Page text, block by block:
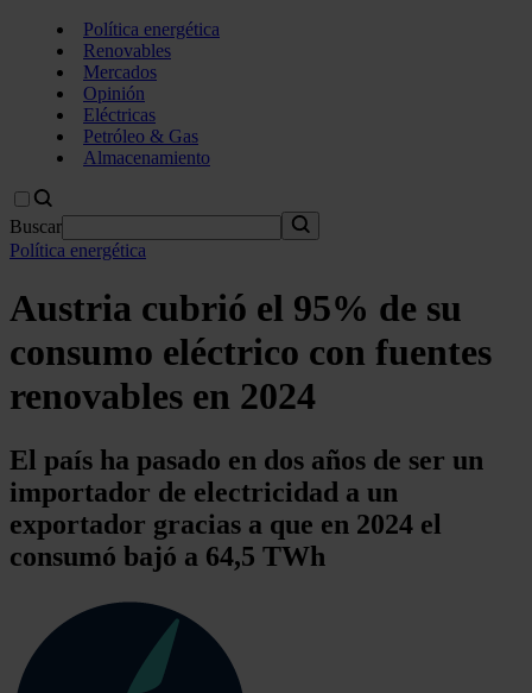
Política energética
Renovables
Mercados
Opinión
Eléctricas
Petróleo & Gas
Almacenamiento
Buscar
Política energética
Austria cubrió el 95% de su
consumo eléctrico con fuentes
renovables en 2024
El país ha pasado en dos años de ser un
importador de electricidad a un
exportador gracias a que en 2024 el
consumó bajó a 64,5 TWh